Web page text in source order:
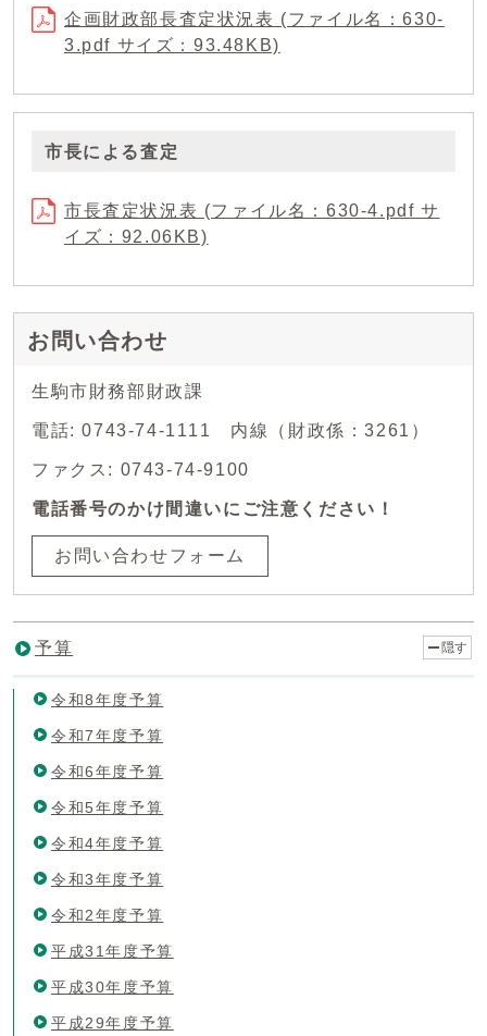
企画財政部長査定状況表 (ファイル名：630-
3.pdf サイズ：93.48KB)
市長による査定
市長査定状況表 (ファイル名：630-4.pdf サ
イズ：92.06KB)
お問い合わせ
生駒市財務部財政課
電話: 0743-74-1111 内線（財政係：3261）
ファクス: 0743-74-9100
電話番号のかけ間違いにご注意ください！
お問い合わせフォーム
予算 隠す
令和8年度予算
令和7年度予算
令和6年度予算
令和5年度予算
令和4年度予算
令和3年度予算
令和2年度予算
平成31年度予算
平成30年度予算
平成29年度予算